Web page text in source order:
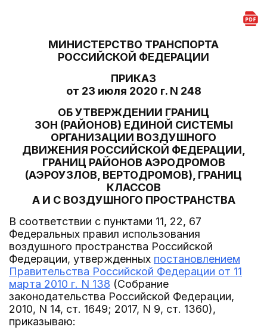
МИНИСТЕРСТВО ТРАНСПОРТА
РОССИЙСКОЙ ФЕДЕРАЦИИ
ПРИКАЗ
от 23 июля 2020 г. N 248
ОБ УТВЕРЖДЕНИИ ГРАНИЦ
ЗОН (РАЙОНОВ) ЕДИНОЙ СИСТЕМЫ
ОРГАНИЗАЦИИ ВОЗДУШНОГО
ДВИЖЕНИЯ РОССИЙСКОЙ ФЕДЕРАЦИИ,
ГРАНИЦ РАЙОНОВ АЭРОДРОМОВ
(АЭРОУЗЛОВ, ВЕРТОДРОМОВ), ГРАНИЦ
КЛАССОВ
A И C ВОЗДУШНОГО ПРОСТРАНСТВА
В соответствии с пунктами 11, 22, 67
Федеральных правил использования
воздушного пространства Российской
Федерации, утвержденных постановлением
Правительства Российской Федерации от 11
марта 2010 г. N 138 (Собрание
законодательства Российской Федерации,
2010, N 14, ст. 1649; 2017, N 9, ст. 1360),
приказываю: